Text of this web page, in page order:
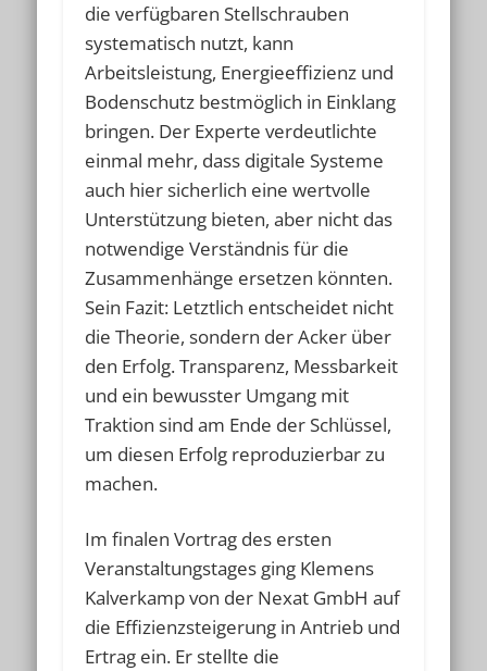
die verfügbaren Stellschrauben
systematisch nutzt, kann
Arbeitsleistung, Energieeffizienz und
Bodenschutz bestmöglich in Einklang
bringen. Der Experte verdeutlichte
einmal mehr, dass digitale Systeme
auch hier sicherlich eine wertvolle
Unterstützung bieten, aber nicht das
notwendige Verständnis für die
Zusammenhänge ersetzen könnten.
Sein Fazit: Letztlich entscheidet nicht
die Theorie, sondern der Acker über
den Erfolg. Transparenz, Messbarkeit
und ein bewusster Umgang mit
Traktion sind am Ende der Schlüssel,
um diesen Erfolg reproduzierbar zu
machen.
Im finalen Vortrag des ersten
Veranstaltungstages ging Klemens
Kalverkamp von der Nexat GmbH auf
die Effizienzsteigerung in Antrieb und
Ertrag ein. Er stellte die